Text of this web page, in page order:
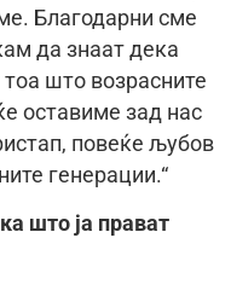
Благодарни сме
да знаат дека
што возрасните
оставиме зад нас
повеќе љубов
генерации.“
што ја прават